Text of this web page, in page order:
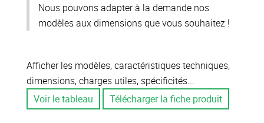
Nous pouvons adapter à la demande nos
modèles aux dimensions que vous souhaitez !
Afficher les modèles, caractéristiques techniques,
dimensions, charges utiles, spécificités...
Voir le tableau
Télécharger la fiche produit